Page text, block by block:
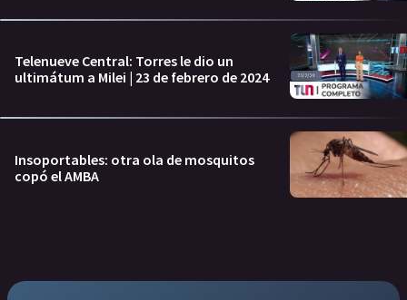
Telenueve Central: Torres le dio un
ultimátum a Milei | 23 de febrero de 2024
Insoportables: otra ola de mosquitos
copó el AMBA